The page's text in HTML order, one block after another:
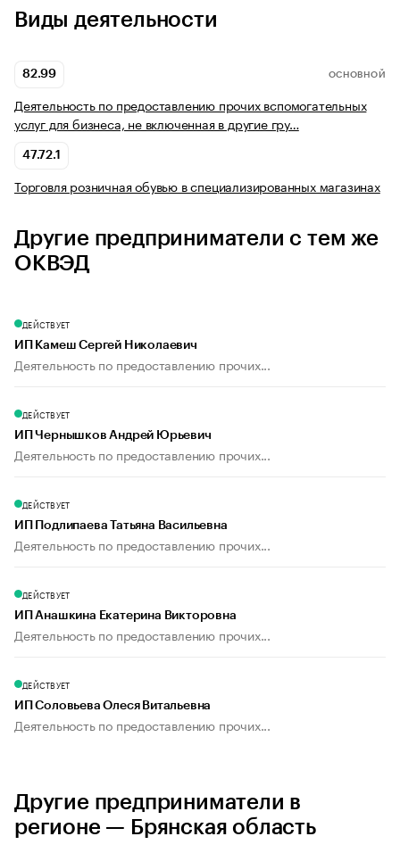
Виды деятельности
82.99 ОСНОВНОЙ
Деятельность по предоставлению прочих вспомогательных
услуг для бизнеса, не включенная в другие гру…
47.72.1
Торговля розничная обувью в специализированных магазинах
Другие предприниматели с тем же
ОКВЭД
ДЕЙСТВУЕТ
ИП Камеш Сергей Николаевич
Деятельность по предоставлению прочих...
ДЕЙСТВУЕТ
ИП Чернышков Андрей Юрьевич
Деятельность по предоставлению прочих...
ДЕЙСТВУЕТ
ИП Подлипаева Татьяна Васильевна
Деятельность по предоставлению прочих...
ДЕЙСТВУЕТ
ИП Анашкина Екатерина Викторовна
Деятельность по предоставлению прочих...
ДЕЙСТВУЕТ
ИП Соловьева Олеся Витальевна
Деятельность по предоставлению прочих...
Другие предприниматели в
регионе — Брянская область